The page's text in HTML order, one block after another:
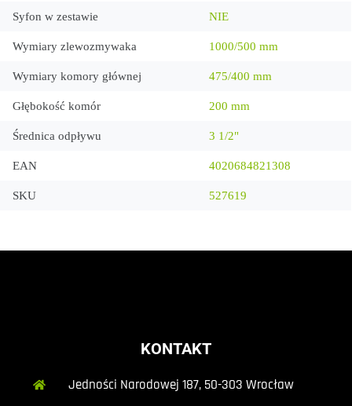
Syfon w zestawie NIE
Wymiary zlewozmywaka 1000/500 mm
Wymiary komory głównej 475/400 mm
Głębokość komór 200 mm
Średnica odpływu 3 1/2"
EAN 4020684821308
SKU 527619
KONTAKT
Jedności Narodowej 187, 50-303 Wrocław